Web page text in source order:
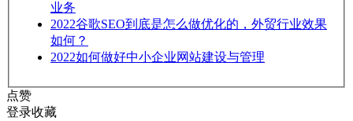
业务
2022谷歌SEO到底是怎么做优化的，外贸行业效果
如何？
2022如何做好中小企业网站建设与管理
点赞
登录收藏